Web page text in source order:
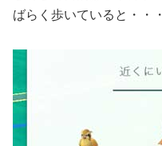
ばらく歩いていると・・・